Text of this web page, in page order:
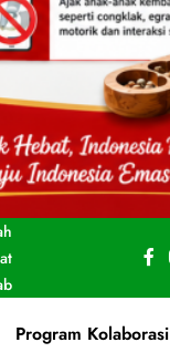
Program Kolaborasi